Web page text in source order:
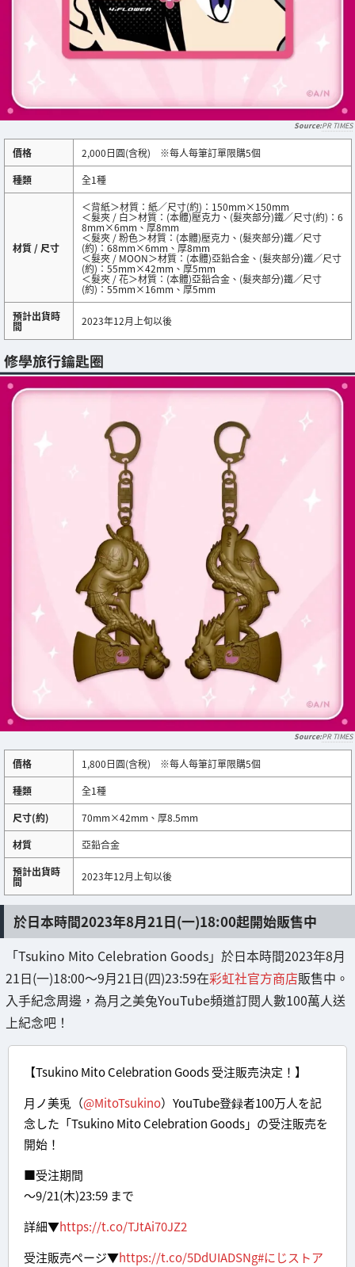
PR TIMES
價格
2,000日圓(含稅) ※每人每筆訂單限購5個
種類
全1種
材質 / 尺寸
＜背紙＞材質：紙／尺寸(約)：150mm×150mm
＜髮夾 / 白＞材質：(本體)壓克力、(髮夾部分)鐵／尺寸(約)：6
8mm×6mm、厚8mm
＜髮夾 / 粉色＞材質：(本體)壓克力、(髮夾部分)鐵／尺寸
(約)：68mm×6mm、厚8mm
＜髮夾 / MOON＞材質：(本體)亞鉛合金、(髮夾部分)鐵／尺寸
(約)：55mm×42mm、厚5mm
＜髮夾 / 花＞材質：(本體)亞鉛合金、(髮夾部分)鐵／尺寸
(約)：55mm×16mm、厚5mm
預計出貨時
間 2023年12月上旬以後
修學旅行鑰匙圈
PR TIMES
價格
1,800日圓(含稅) ※每人每筆訂單限購5個
種類
全1種
尺寸(約)
70mm×42mm、厚8.5mm
材質
亞鉛合金
預計出貨時
間 2023年12月上旬以後
於日本時間2023年8月21日(一)18:00起開始販售中
「Tsukino Mito Celebration Goods」於日本時間2023年8月
21日(一)18:00～9月21日(四)23:59在彩虹社官方商店販售中。
入手紀念周邊，為月之美兔YouTube頻道訂閱人數100萬人送
上紀念吧！
【Tsukino Mito Celebration Goods 受注販売決定！】
月ノ美兎（@MitoTsukino）YouTube登録者100万人を記
念した「Tsukino Mito Celebration Goods」の受注販売を
開始！
■受注期間
～9/21(木)23:59 まで
詳細▼https://t.co/TJtAi70JZ2
受注販売ページ▼https://t.co/5DdUIADSNg#にじストア